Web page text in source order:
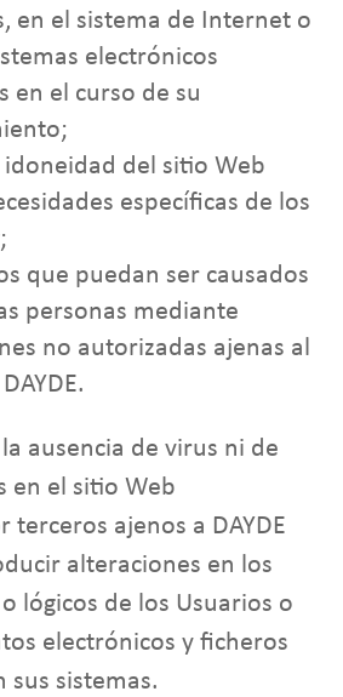
en el sistema de Internet o
electrónicos
en el curso de su
idoneidad del sitio Web
específicas de los
que puedan ser causados
personas mediante
no autorizadas ajenas al
ausencia de virus ni de
en el sitio Web
ajenos a DAYDE
alteraciones en los
lógicos de los Usuarios o
electrónicos y ficheros
sus sistemas.